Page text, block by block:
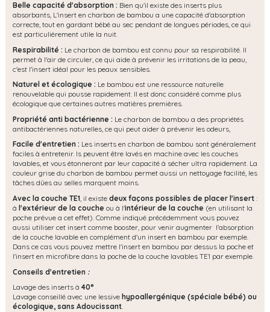
Belle capacité d'absorption : Bien qu'il existe des inserts plus
absorbants, L'insert en charbon de bambou a une capacité d'absorption
correcte, tout en gardant bébé au sec pendant de longues périodes, ce qui
est particulièrement utile la nuit.
Respirabilité : Le charbon de bambou est connu pour sa respirabilité. Il
permet à l'air de circuler, ce qui aide à prévenir les irritations de la peau,
c'est l'insert idéal pour les peaux sensibles.
Naturel et écologique : Le bambou est une ressource naturelle
renouvelable qui pousse rapidement. Il est donc considéré comme plus
écologique que certaines autres matières premières.
Propriété anti bactérienne : Le charbon de bambou a des propriétés
antibactériennes naturelles, ce qui peut aider à prévenir les odeurs,
Facile d'entretien : Les inserts en charbon de bambou sont généralement
faciles à entretenir. ls peuvent être lavés en machine avec les couches
lavables, et vous étonneront par leur capacité à sécher ultra rapidement. La
couleur grise du charbon de bambou permet aussi un nettoyage facilité, les
tâches dûes au selles marquent moins.
Avec la couche TE1, il existe deux façons possibles de placer l'insert :
à l'extérieur de la couche ou à l'intérieur de la couche (en utilisant la
poche prévue a cet effet). Comme indiqué précédemment vous pouvez
aussi utiliser cet insert comme booster, pour venir augmenter l'absorption
de la couche lavable en complément d'un insert en bambou par exemple.
Dans ce cas vous pouvez mettre l'insert en bambou par dessus la poche et
l'insert en microfibre dans la poche de la couche lavables TE1 par exemple.
Conseils d'entretien :
Lavage des inserts à 40°
Lavage conseillé avec une lessive hypoallergénique (spéciale bébé) ou
écologique, sans Adoucissant.